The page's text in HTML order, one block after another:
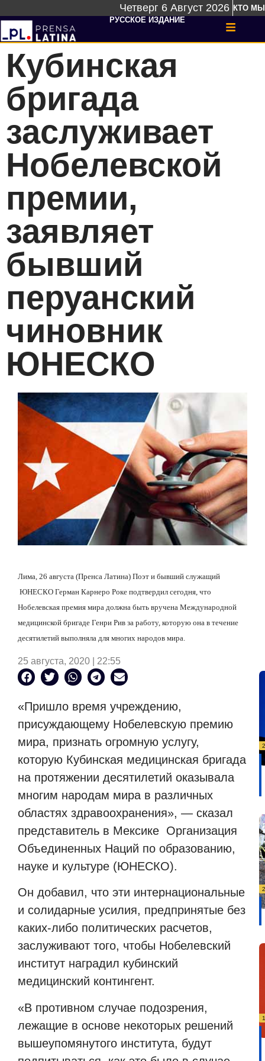
Четверг 6 Август 2026 КТО МЫ
РУССКОЕ ИЗДАНИЕ
Кубинская
бригада
заслуживает
Нобелевской
премии,
заявляет
бывший
перуанский
чиновник
ЮНЕСКО
Лима, 26 августа (Пренса Латина) Поэт и бывший служащий
ЮНЕСКО Герман Карнеро Роке подтвердил сегодня, что
Нобелевская премия мира должна быть вручена Международной
медицинской бригаде Генри Рив за работу, которую она в течение
десятилетий выполняла для многих народов мира.
25 августа, 2020 | 22:55
«Пришло время учреждению,
присуждающему Нобелевскую премию
мира, признать огромную услугу,
которую Кубинская медицинская бригада
на протяжении десятилетий оказывала
многим народам мира в различных
областях здравоохранения», — сказал
представитель в Мексике Организация
Объединенных Наций по образованию,
науке и культуре (ЮНЕСКО).
Он добавил, что эти интернациональные
и солидарные усилия, предпринятые без
каких-либо политических расчетов,
заслуживают того, чтобы Нобелевский
институт наградил кубинский
медицинский контингент.
«В противном случае подозрения,
лежащие в основе некоторых решений
вышеупомянутого института, будут